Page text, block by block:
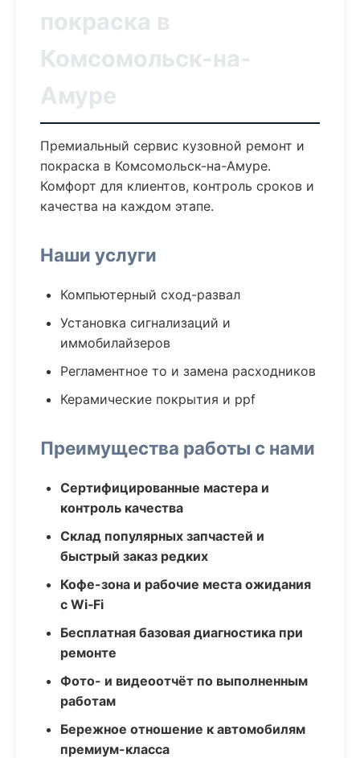
покраска в
Комсомольск-на-
Амуре
Премиальный сервис кузовной ремонт и
покраска в Комсомольск-на-Амуре.
Комфорт для клиентов, контроль сроков и
качества на каждом этапе.
Наши услуги
Компьютерный сход-развал
Установка сигнализаций и
иммобилайзеров
Регламентное то и замена расходников
Керамические покрытия и ppf
Преимущества работы с нами
Сертифицированные мастера и
контроль качества
Склад популярных запчастей и
быстрый заказ редких
Кофе-зона и рабочие места ожидания
с Wi‑Fi
Бесплатная базовая диагностика при
ремонте
Фото- и видеоотчёт по выполненным
работам
Бережное отношение к автомобилям
премиум-класса